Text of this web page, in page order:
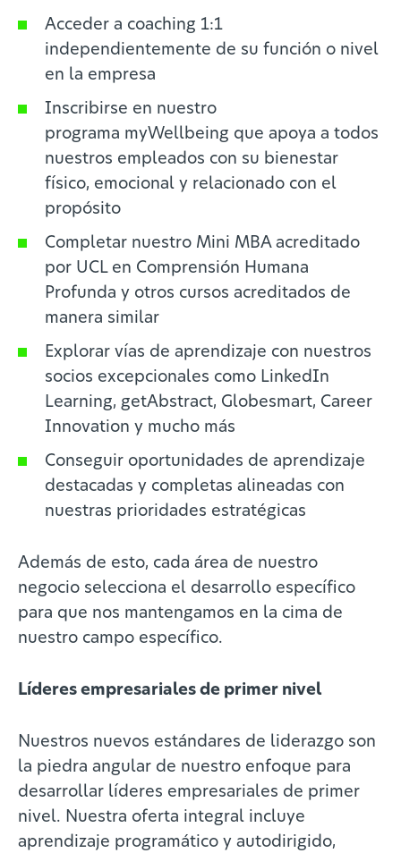
Acceder a coaching 1:1
independientemente de su función o nivel
en la empresa
Inscribirse en nuestro
programa myWellbeing que apoya a todos
nuestros empleados con su bienestar
físico, emocional y relacionado con el
propósito
Completar nuestro Mini MBA acreditado
por UCL en Comprensión Humana
Profunda y otros cursos acreditados de
manera similar
Explorar vías de aprendizaje con nuestros
socios excepcionales como LinkedIn
Learning, getAbstract, Globesmart, Career
Innovation y mucho más
Conseguir oportunidades de aprendizaje
destacadas y completas alineadas con
nuestras prioridades estratégicas
Además de esto, cada área de nuestro
negocio selecciona el desarrollo específico
para que nos mantengamos en la cima de
nuestro campo específico.
Líderes empresariales de primer nivel
Nuestros nuevos estándares de liderazgo son
la piedra angular de nuestro enfoque para
desarrollar líderes empresariales de primer
nivel. Nuestra oferta integral incluye
aprendizaje programático y autodirigido,